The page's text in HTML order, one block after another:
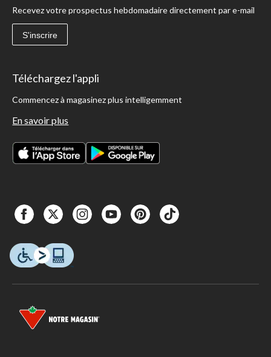
Recevez votre prospectus hebdomadaire directement par e-mail
S'inscrire
Téléchargez l'appli
Commencez à magasinez plus intelligemment
En savoir plus